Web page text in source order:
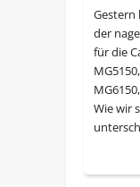
Gestern
der
für die
Wie wir